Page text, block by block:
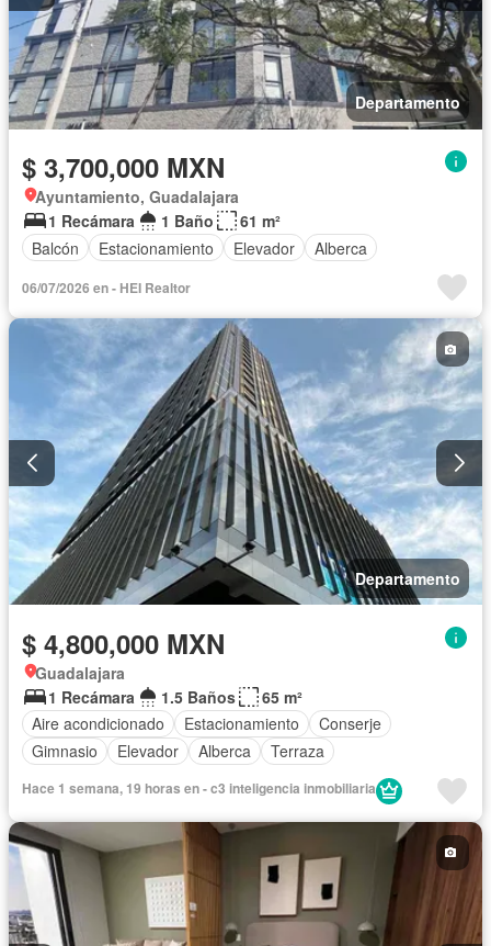
Departamento
$ 3,700,000 MXN
Ayuntamiento, Guadalajara
1 Recámara
1 Baño
61 m²
Balcón
Estacionamiento Elevador Alberca
06/07/2026 en - HEI Realtor
Departamento
$ 4,800,000 MXN
Guadalajara
1 Recámara
1.5 Baños
65 m²
Aire acondicionado
Estacionamiento
Conserje
Gimnasio
Elevador Alberca Terraza
Hace 1 semana, 19 horas en - c3 inteligencia inmobiliaria